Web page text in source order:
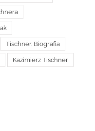
Tischner. Biografia
Kazimierz Tischner